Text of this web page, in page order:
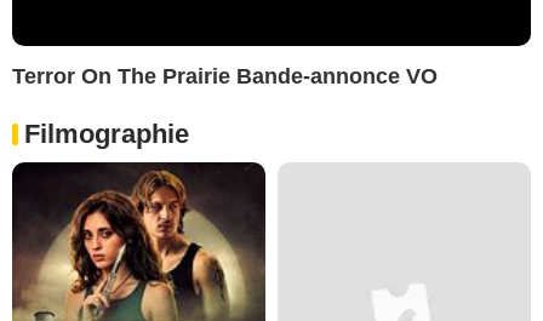
Terror On The Prairie Bande-annonce VO
Filmographie